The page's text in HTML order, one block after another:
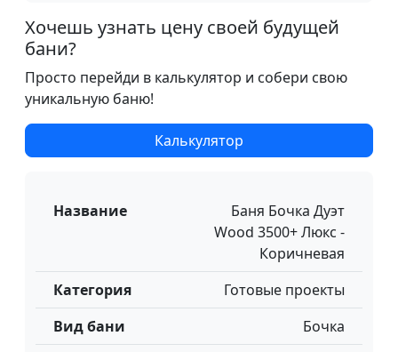
Хочешь узнать цену своей будущей
бани?
Просто перейди в калькулятор и собери свою
уникальную баню!
Калькулятор
Название
Баня Бочка Дуэт
Wood 3500+ Люкс -
Коричневая
Категория
Готовые проекты
Вид бани
Бочка